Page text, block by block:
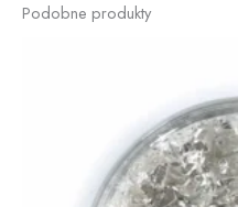
Podobne produkty